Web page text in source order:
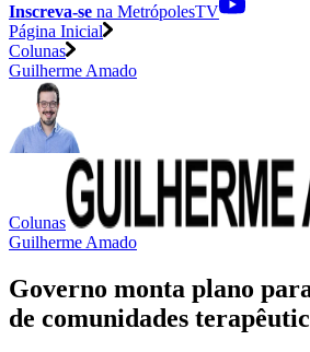
Inscreva-se na MetrópolesTV
Página Inicial
Colunas
Guilherme Amado
Colunas
Guilherme Amado
Governo monta plano
de comunidades